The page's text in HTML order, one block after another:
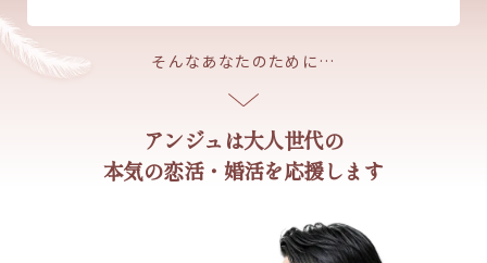
そんなあなたのために…
アンジュは大人世代の
本気の恋活・婚活を応援します